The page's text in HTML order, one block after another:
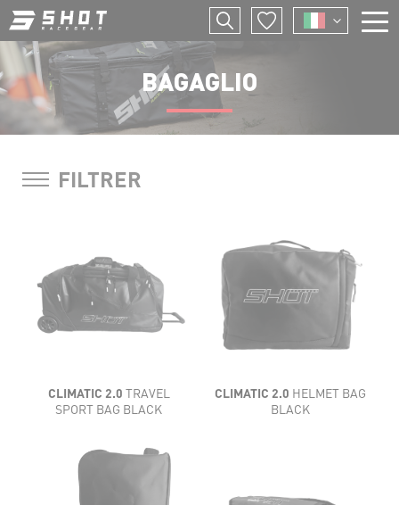
Salta
al
contenuto
principale
BAGAGLIO
FILTRER
CLIMATIC 2.0 TRAVEL
SPORT BAG BLACK
CLIMATIC 2.0 HELMET BAG
BLACK